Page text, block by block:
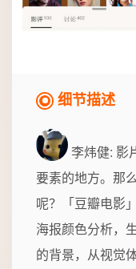
细节描述
李炜健: 影
要素的地方。那
呢？「豆瓣电影
海报颜色分析，
的背景，从视觉